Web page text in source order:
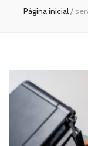
Página inicial/